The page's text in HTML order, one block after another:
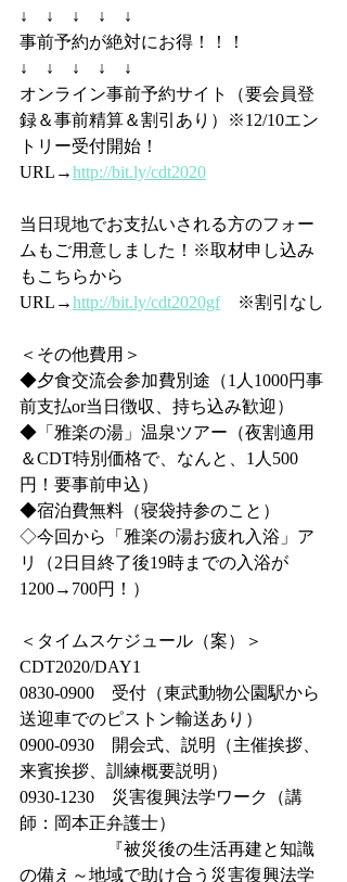
↓　↓　↓　↓　↓
事前予約が絶対にお得！！！
↓　↓　↓　↓　↓
オンライン事前予約サイト（要会員登
録＆事前精算＆割引あり）※12/10エン
トリー受付開始！
URL→http://bit.ly/cdt2020
当日現地でお支払いされる方のフォー
ムもご用意しました！※取材申し込み
もこちらから
URL→http://bit.ly/cdt2020gf ※割引なし
＜その他費用＞
◆夕食交流会参加費別途（1人1000円事
前支払or当日徴収、持ち込み歓迎）
◆「雅楽の湯」温泉ツアー（夜割適用
＆CDT特別価格で、なんと、1人500
円！要事前申込）
◆宿泊費無料（寝袋持参のこと）
◇今回から「雅楽の湯お疲れ入浴」ア
リ（2日目終了後19時までの入浴が
1200→700円！）
＜タイムスケジュール（案）＞
CDT2020/DAY1
0830-0900　受付（東武動物公園駅から
送迎車でのピストン輸送あり）
0900-0930　開会式、説明（主催挨拶、
来賓挨拶、訓練概要説明）
0930-1230　災害復興法学ワーク（講
師：岡本正弁護士）
『被災後の生活再建と知識
の備え～地域で助け合う災害復興法学